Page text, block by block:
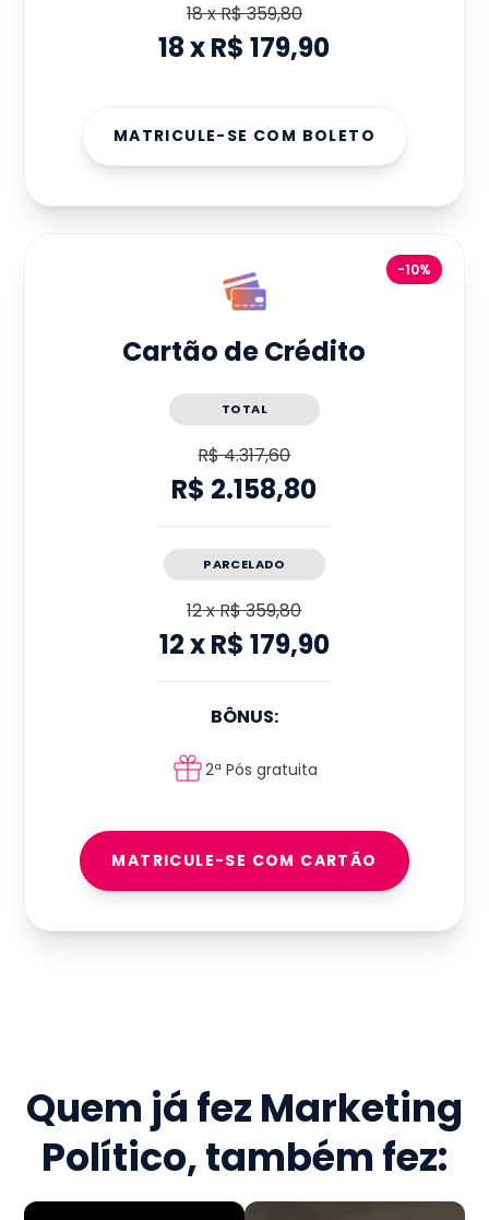
18xR$ 359,80
18xR$ 179,90
MATRICULE-SE COM BOLETO
-10%
Cartão de Crédito
TOTAL
R$ 4.317,60
R$ 2.158,80
PARCELADO
12xR$ 359,80
12xR$ 179,90
BÔNUS:
2ª Pós gratuita
MATRICULE-SE COM CARTÃO
Quem já fez Marketing
Político, também fez: